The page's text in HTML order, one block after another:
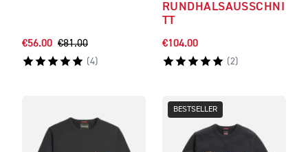
€56.00 €81.00
(4)
RUNDHALSAUSSCHNI
TT
€104.00
(2)
BESTSELLER